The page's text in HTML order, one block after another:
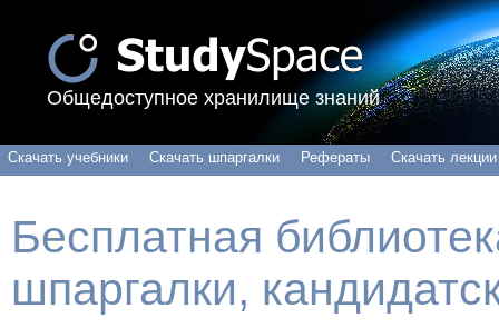
Общедоступное хранилище знаний
Скачать учебники Скачать шпаргалки Рефераты Скачать лекции
Бесплатная
шпаргалки,